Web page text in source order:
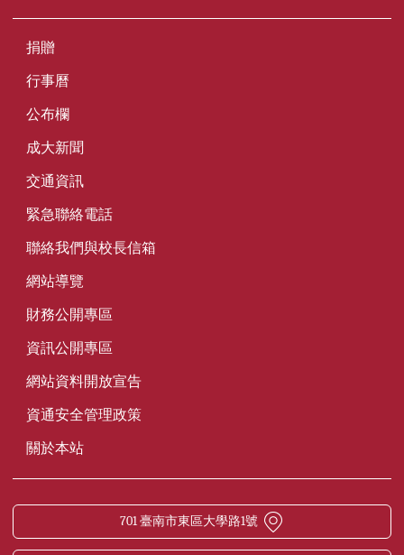
捐贈
行事曆
公布欄
成大新聞
交通資訊
緊急聯絡電話
聯絡我們與校長信箱
網站導覽
財務公開專區
資訊公開專區
網站資料開放宣告
資通安全管理政策
關於本站
701 臺南市東區大學路1號